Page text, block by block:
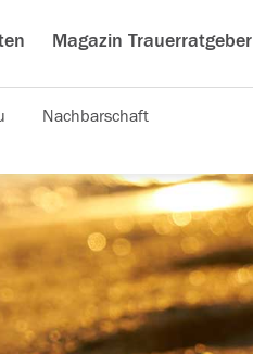
Magazin Trauerratgeber
Nachbarschaft